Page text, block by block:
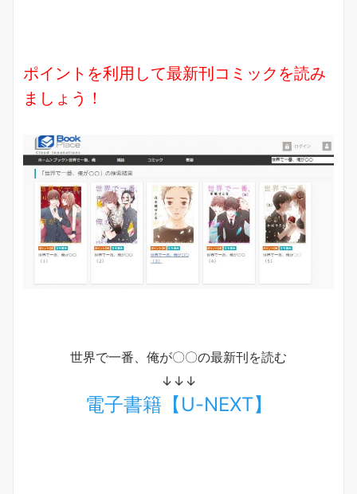
ポイントを利用して最新刊コミックを読み
ましょう！
世界で一番、俺が〇〇の最新刊を読む
↓↓↓
電子書籍【U-NEXT】